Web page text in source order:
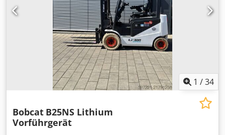
1 /34
Bobcat B25NS Lithium
Vorführgerät